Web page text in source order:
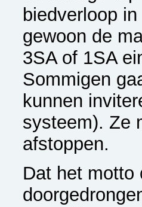
biedverloop
gewoon de
3SA of 1SA
Sommigen
kunnen
systeem). Ze
afstoppen.
Dat het motto